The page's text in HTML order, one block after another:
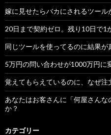
嫁に見せたらバカにされるツー
20日まで契約ゼロ。残り10日で1
同じツールを使ってるのに結果
5万円の問い合わせが1000万円に
覚えてもらえているのに、なぜ注
あなたはお客さんに「何屋さん
か？
カテゴリー